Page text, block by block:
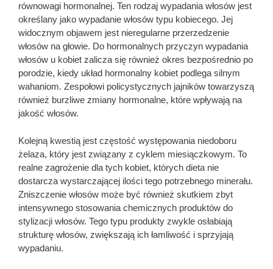
równowagi hormonalnej. Ten rodzaj wypadania włosów jest
określany jako wypadanie włosów typu kobiecego. Jej
widocznym objawem jest nieregularne przerzedzenie
włosów na głowie. Do hormonalnych przyczyn wypadania
włosów u kobiet zalicza się również okres bezpośrednio po
porodzie, kiedy układ hormonalny kobiet podlega silnym
wahaniom. Zespołowi policystycznych jajników towarzyszą
również burzliwe zmiany hormonalne, które wpływają na
jakość włosów.
Kolejną kwestią jest częstość występowania niedoboru
żelaza, który jest związany z cyklem miesiączkowym. To
realne zagrożenie dla tych kobiet, których dieta nie
dostarcza wystarczającej ilości tego potrzebnego minerału.
Zniszczenie włosów może być również skutkiem zbyt
intensywnego stosowania chemicznych produktów do
stylizacji włosów. Tego typu produkty zwykle osłabiają
strukturę włosów, zwiększają ich łamliwość i sprzyjają
wypadaniu.